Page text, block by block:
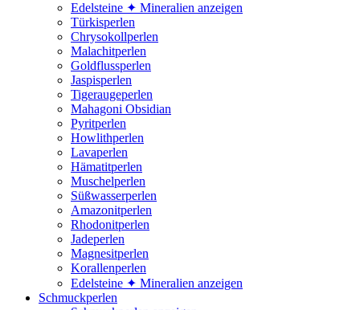
Edelsteine ✦ Mineralien anzeigen
Türkisperlen
Chrysokollperlen
Malachitperlen
Goldflussperlen
Jaspisperlen
Tigeraugeperlen
Mahagoni Obsidian
Pyritperlen
Howlithperlen
Lavaperlen
Hämatitperlen
Muschelperlen
Süßwasserperlen
Amazonitperlen
Rhodonitperlen
Jadeperlen
Magnesitperlen
Korallenperlen
Edelsteine ✦ Mineralien anzeigen
Schmuckperlen